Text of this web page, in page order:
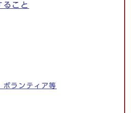
ること
ボランティア等